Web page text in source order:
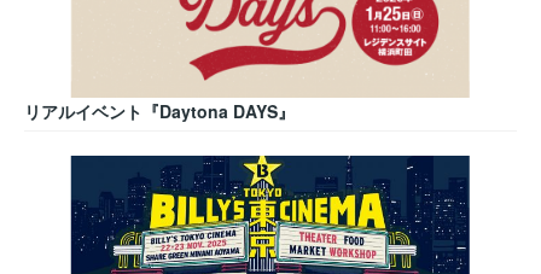
リアルイベント『Daytona DAYS』